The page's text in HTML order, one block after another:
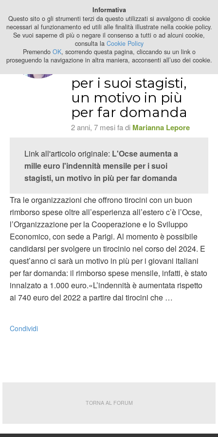
2024
L'Ocse aumenta a
mille euro
l'indennità mensile
per i suoi stagisti,
un motivo in più
per far domanda
2 anni, 7 mesi fa di Marianna Lepore
Link all'articolo originale: L'Ocse aumenta a
mille euro l'indennità mensile per i suoi
stagisti, un motivo in più per far domanda
Tra le organizzazioni che offrono tirocini con un buon
rimborso spese oltre all’esperienza all’estero c’è l’Ocse,
l’Organizzazione per la Cooperazione e lo Sviluppo
Economico, con sede a Parigi. Al momento è possibile
candidarsi per svolgere un tirocinio nel corso del 2024. E
quest’anno ci sarà un motivo in più per i giovani italiani
per far domanda: il rimborso spese mensile, infatti, è stato
innalzato a 1.000 euro.«L’indennità è aumentata rispetto
ai 740 euro del 2022 a partire dai tirocini che …
Condividi
TORNA AL FORUM
Informativa
Questo sito o gli strumenti terzi da questo utilizzati si avvalgono di cookie
necessari al funzionamento ed utili alle finalità illustrate nella cookie policy.
Se vuoi saperne di più o negare il consenso a tutti o ad alcuni cookie,
consulta la Cookie Policy
Premendo OK, scorrendo questa pagina, cliccando su un link o
proseguendo la navigazione in altra maniera, acconsenti all’uso dei cookie.